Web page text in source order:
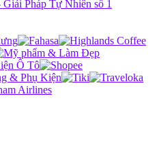
Pháp Tự Nhiên số 1